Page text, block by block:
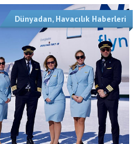
Dünyadan, Havacılık Haberleri